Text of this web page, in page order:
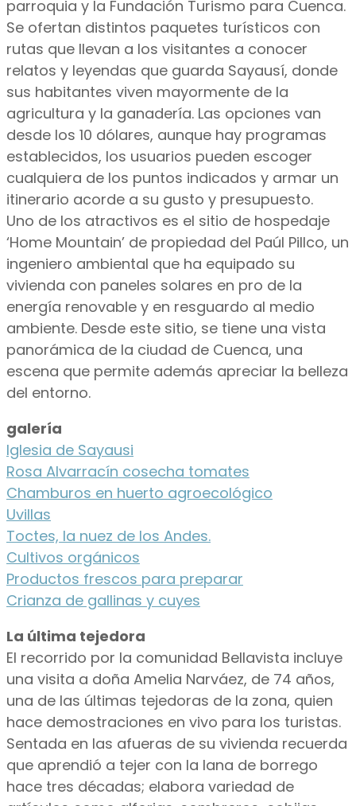
parroquia y la Fundación Turismo para Cuenca.
Se ofertan distintos paquetes turísticos con
rutas que llevan a los visitantes a conocer
relatos y leyendas que guarda Sayausí, donde
sus habitantes viven mayormente de la
agricultura y la ganadería. Las opciones van
desde los 10 dólares, aunque hay programas
establecidos, los usuarios pueden escoger
cualquiera de los puntos indicados y armar un
itinerario acorde a su gusto y presupuesto.
Uno de los atractivos es el sitio de hospedaje
‘Home Mountain’ de propiedad del Paúl Pillco, un
ingeniero ambiental que ha equipado su
vivienda con paneles solares en pro de la
energía renovable y en resguardo al medio
ambiente. Desde este sitio, se tiene una vista
panorámica de la ciudad de Cuenca, una
escena que permite además apreciar la belleza
del entorno.
galería
Iglesia de Sayausi
Rosa Alvarracín cosecha tomates
Chamburos en huerto agroecológico
Uvillas
Toctes, la nuez de los Andes.
Cultivos orgánicos
Productos frescos para preparar
Crianza de gallinas y cuyes
La última tejedora
El recorrido por la comunidad Bellavista incluye
una visita a doña Amelia Narváez, de 74 años,
una de las últimas tejedoras de la zona, quien
hace demostraciones en vivo para los turistas.
Sentada en las afueras de su vivienda recuerda
que aprendió a tejer con la lana de borrego
hace tres décadas; elabora variedad de